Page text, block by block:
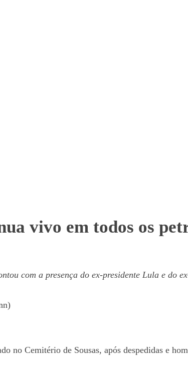
vivo em todos os
com a presença do ex-presidente Lula e do
Cemitério de Sousas, após despedidas e